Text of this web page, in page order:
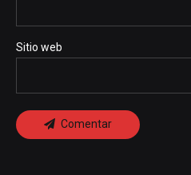
Sitio web
Comentar